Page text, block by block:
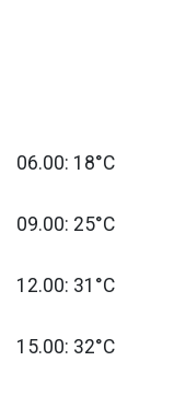
06.00: 18°C
09.00: 25°C
12.00: 31°C
15.00: 32°C